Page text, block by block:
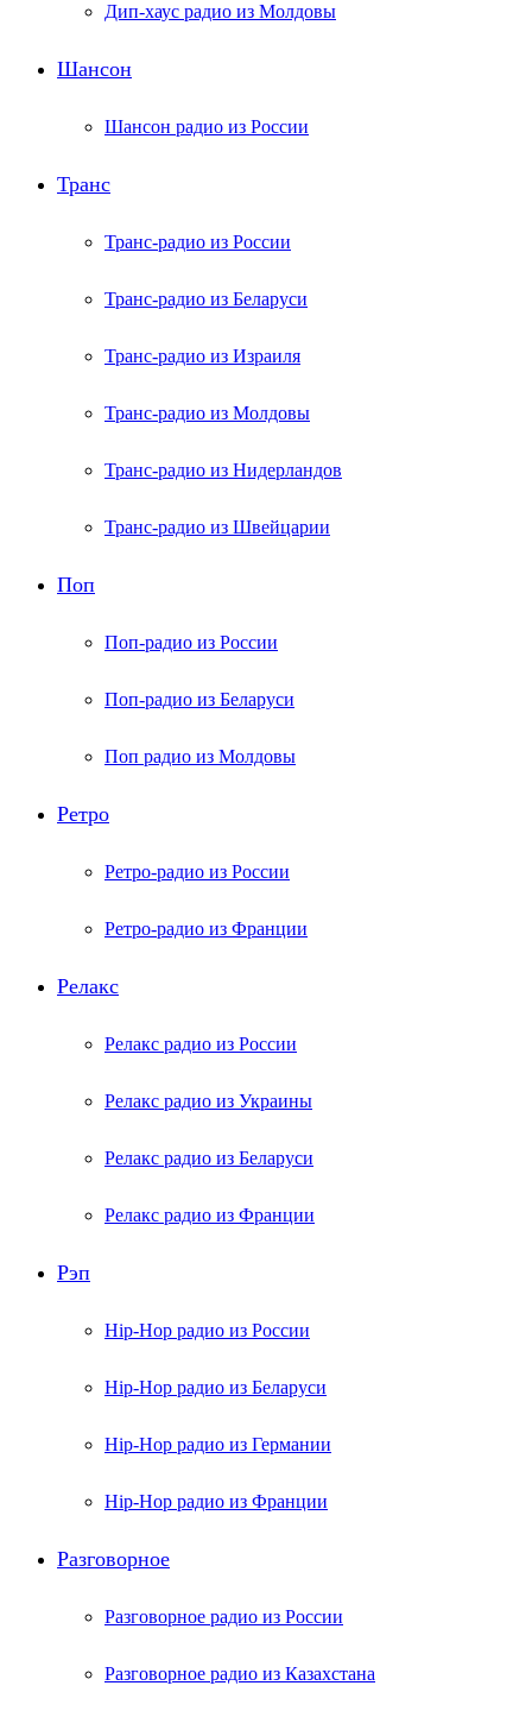
Дип-хаус радио из Молдовы
Шансон
Шансон радио из России
Транс
Транс-радио из России
Транс-радио из Беларуси
Транс-радио из Израиля
Транс-радио из Молдовы
Транс-радио из Нидерландов
Транс-радио из Швейцарии
Поп
Поп-радио из России
Поп-радио из Беларуси
Поп радио из Молдовы
Ретро
Ретро-радио из России
Ретро-радио из Франции
Релакс
Релакс радио из России
Релакс радио из Украины
Релакс радио из Беларуси
Релакс радио из Франции
Рэп
Hip-Hop радио из России
Hip-Hop радио из Беларуси
Hip-Hop радио из Германии
Hip-Hop радио из Франции
Разговорное
Разговорное радио из России
Разговорное радио из Казахстана